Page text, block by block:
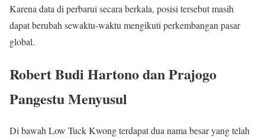
Karena data di perbarui secara berkala, posisi tersebut masih
dapat berubah sewaktu-waktu mengikuti perkembangan pasar
global.
Robert Budi Hartono dan Prajogo
Pangestu Menyusul
Di bawah Low Tuck Kwong terdapat dua nama besar yang telah